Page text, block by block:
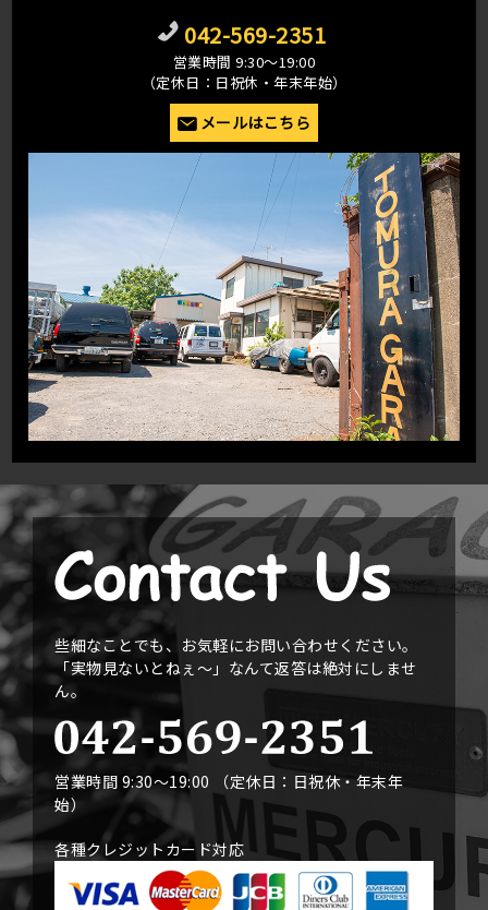
042-569-2351
営業時間 9:30〜19:00
（定休日：日祝休・年末年始）
メールはこちら
些細なことでも、お気軽にお問い合わせください。
「実物見ないとねぇ〜」なんて返答は絶対にしませ
ん。
営業時間 9:30〜19:00 （定休日：日祝休・年末年
始）
各種クレジットカード対応